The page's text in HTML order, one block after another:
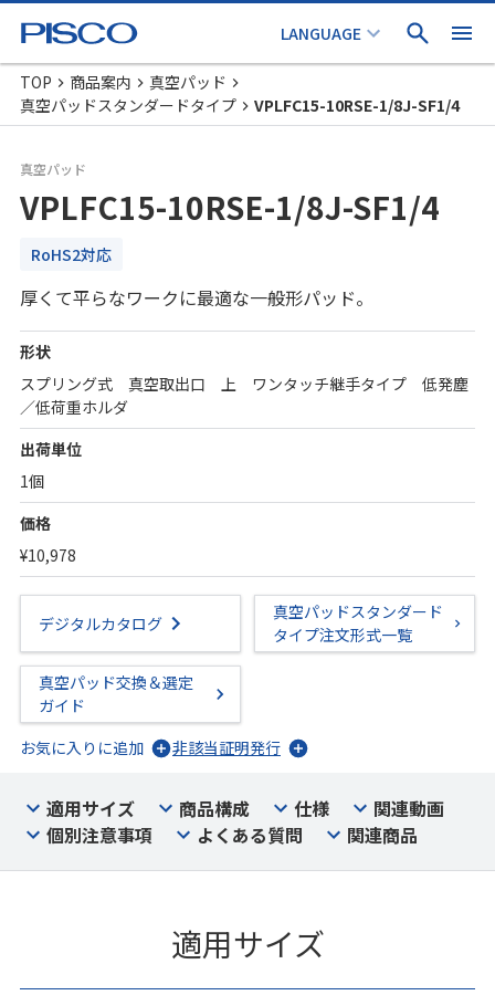
TOP 商品案内
真空パッド
真空パッドスタンダードタイプ
VPLFC15-10RSE-1/8J-SF1/4
真空パッド
VPLFC15-10RSE-1/8J-SF1/4
RoHS2対応
厚くて平らなワークに最適な一般形パッド。
形状
スプリング式 真空取出口 上 ワンタッチ継手タイプ 低発塵
／低荷重ホルダ
出荷単位
1個
価格
¥10,978
デジタルカタログ
真空パッドスタンダード
タイプ注文形式一覧
真空パッド交換＆選定
ガイド
お気に入りに追加
非該当証明発行
適用サイズ 商品構成 仕様
関連動画
個別注意事項
よくある質問 関連商品
適用サイズ